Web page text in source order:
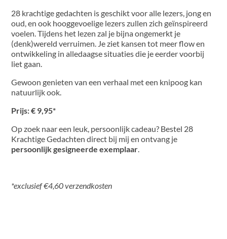
28 krachtige gedachten is geschikt voor alle lezers, jong en
oud, en ook hooggevoelige lezers zullen zich geïnspireerd
voelen. Tijdens het lezen zal je bijna ongemerkt je
(denk)wereld verruimen. Je ziet kansen tot meer flow en
ontwikkeling in alledaagse situaties die je eerder voorbij
liet gaan.
Gewoon genieten van een verhaal met een knipoog kan
natuurlijk ook.
Prijs: € 9,95*
Op zoek naar een leuk, persoonlijk cadeau? Bestel 28
Krachtige Gedachten direct bij mij en ontvang je
persoonlijk gesigneerde exemplaar.
*exclusief €4,60 verzendkosten